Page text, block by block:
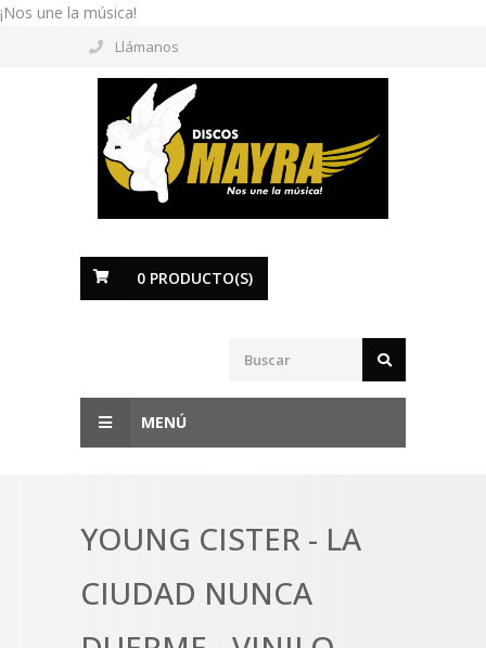
¡Nos une la música!
Llámanos
0 PRODUCTO(S)
MENÚ
YOUNG CISTER - LA
CIUDAD NUNCA